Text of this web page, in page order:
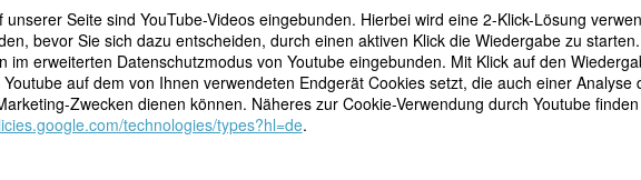
Grünen Bildungswerkstatt Wien zum Thema Gleichheit, 24.-26.11.2006
email oder telefonisch
18, 1100 Wien.
19.00 Uhr
Seite sind YouTube-Videos eingebunden. Hierbei wird eine 2-Klick-Lösung
bevor Sie sich dazu entscheiden, durch einen aktiven Klick die Wiedergabe zu starten.
im erweiterten Datenschutzmodus von Youtube eingebunden. Mit Klick auf den
auf dem von Ihnen verwendeten Endgerät Cookies setzt, die auch einer Analyse
Zwecken dienen können. Näheres zur Cookie-Verwendung durch Youtube
technologies/types?hl=de.